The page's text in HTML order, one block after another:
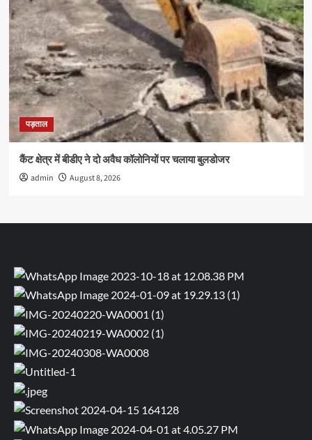
पड़ताल
कैंट क्षेत्र में बीडीए ने दो अवैध कॉलोनियों पर चलाया बुलडोजर
admin August 8, 2026